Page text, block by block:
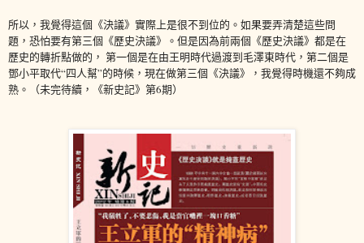
所以，我覺得這個《決議》實際上是很不到位的。如果要弄清楚這些問
題，恐怕要有第三個《歷史決議》。但是因為前兩個《歷史決議》都是在
歷史的轉折點做的， 第一個是在由王明時代過渡到毛澤東時代，第二個是
鄧小平取代“四人幫”的時候，現在做第三個《決議》，我覺得時機還不夠成
熟。
（未完待續，《新史記》第6期）